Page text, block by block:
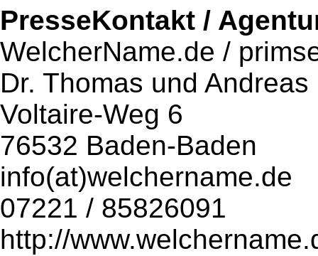
PresseKontakt /
WelcherName.de /
Dr. Thomas und
Voltaire-Weg 6
76532 Baden-Baden
info(at)welchername.de
07221 / 85826091
http://